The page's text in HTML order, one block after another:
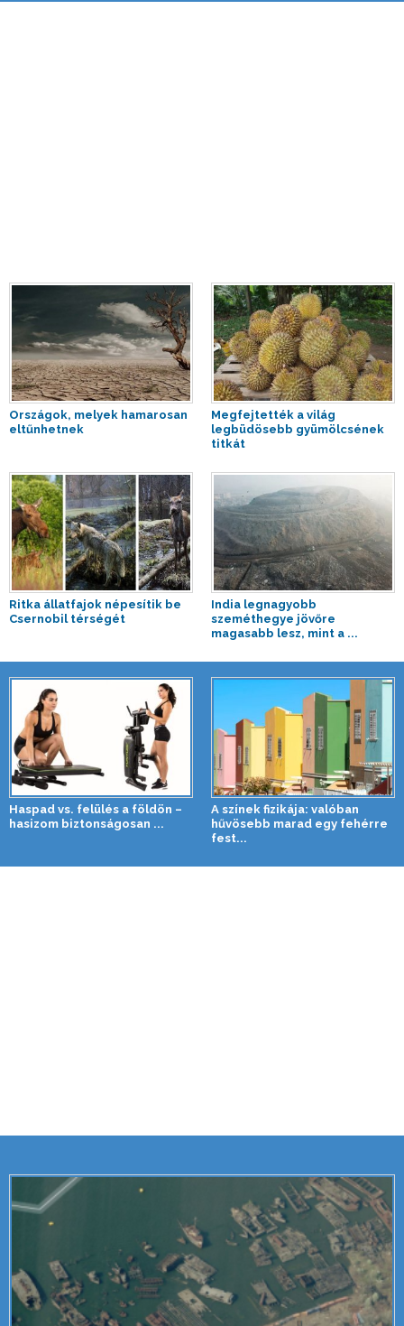
Országok, melyek hamarosan
eltűnhetnek
Megfejtették a világ
legbüdösebb gyümölcsének
titkát
Ritka állatfajok népesítik be
Csernobil térségét
India legnagyobb
szeméthegye jövőre
magasabb lesz, mint a ...
Haspad vs. felülés a földön –
hasizom biztonságosan ...
A színek fizikája: valóban
hűvösebb marad egy fehérre
fest...